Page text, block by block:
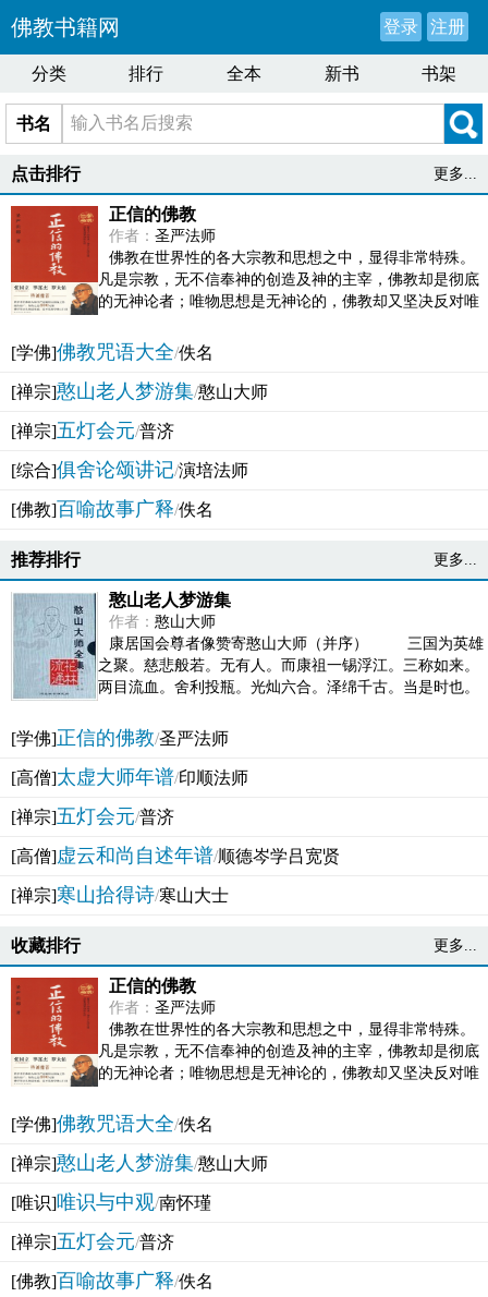
佛教书籍网 登录 注册
分类 排行 全本 新书 书架
书名
点击排行 更多...
正信的佛教
作者： 圣严法师
佛教在世界性的各大宗教和思想之中，显得非常特殊。
凡是宗教，无不信奉神的创造及神的主宰，佛教却是彻底
的无神论者；唯物思想是无神论的，佛教却又坚决反对唯
[学佛]佛教咒语大全/佚名
[禅宗]憨山老人梦游集/憨山大师
[禅宗]五灯会元/普济
[综合]俱舍论颂讲记/演培法师
[佛教]百喻故事广释/佚名
推荐排行 更多...
憨山老人梦游集
作者： 憨山大师
康居国会尊者像赞寄憨山大师（并序） 三国为英雄
之聚。慈悲般若。无有人。而康祖一锡浮江。三称如来。
两目流血。舍利投瓶。光灿六合。泽绵千古。当是时也。
[学佛]正信的佛教/圣严法师
[高僧]太虚大师年谱/印顺法师
[禅宗]五灯会元/普济
[高僧]虚云和尚自述年谱/顺德岑学吕宽贤
[禅宗]寒山拾得诗/寒山大士
收藏排行 更多...
正信的佛教
作者： 圣严法师
佛教在世界性的各大宗教和思想之中，显得非常特殊。
凡是宗教，无不信奉神的创造及神的主宰，佛教却是彻底
的无神论者；唯物思想是无神论的，佛教却又坚决反对唯
[学佛]佛教咒语大全/佚名
[禅宗]憨山老人梦游集/憨山大师
[唯识]唯识与中观/南怀瑾
[禅宗]五灯会元/普济
[佛教]百喻故事广释/佚名